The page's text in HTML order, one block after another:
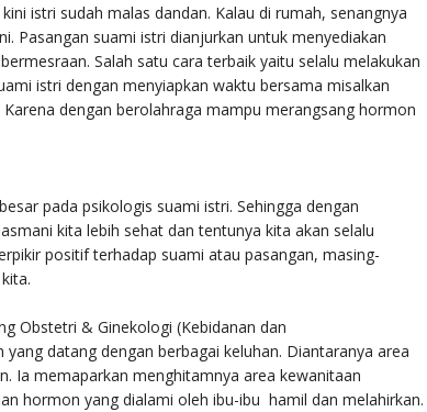
istri sudah malas dandan. Kalau di rumah, senangnya
Pasangan suami istri dianjurkan untuk menyediakan
Salah satu cara terbaik yaitu selalu melakukan
istri dengan menyiapkan waktu bersama misalkan
dengan berolahraga mampu merangsang hormon
pada psikologis suami istri. Sehingga dengan
kita lebih sehat dan tentunya kita akan selalu
positif terhadap suami atau pasangan, masing-
Obstetri & Ginekologi (Kebidanan dan
datang dengan berbagai keluhan. Diantaranya area
Ia memaparkan menghitamnya area kewanitaan
hormon yang dialami oleh ibu-ibu hamil dan melahirkan.